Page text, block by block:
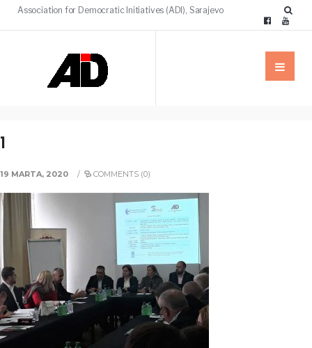
Association for Democratic Initiatives (ADI), Sarajevo
1
19 MARTA, 2020 / COMMENTS (0)